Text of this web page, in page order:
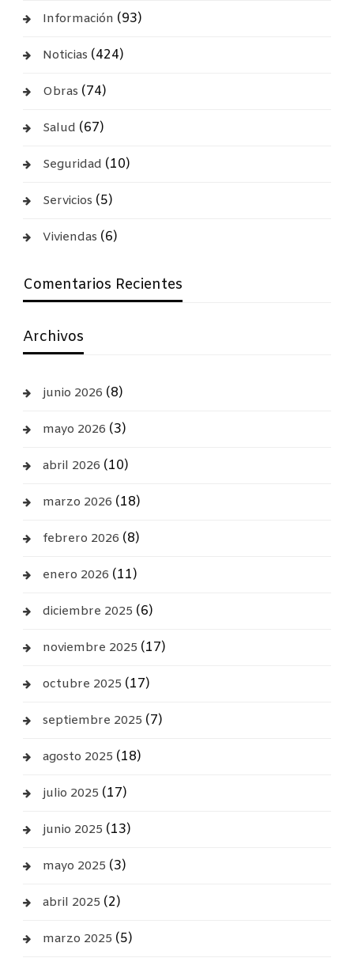
Información (93)
Noticias (424)
Obras (74)
Salud (67)
Seguridad (10)
Servicios (5)
Viviendas (6)
Comentarios Recientes
Archivos
junio 2026 (8)
mayo 2026 (3)
abril 2026 (10)
marzo 2026 (18)
febrero 2026 (8)
enero 2026 (11)
diciembre 2025 (6)
noviembre 2025 (17)
octubre 2025 (17)
septiembre 2025 (7)
agosto 2025 (18)
julio 2025 (17)
junio 2025 (13)
mayo 2025 (3)
abril 2025 (2)
marzo 2025 (5)